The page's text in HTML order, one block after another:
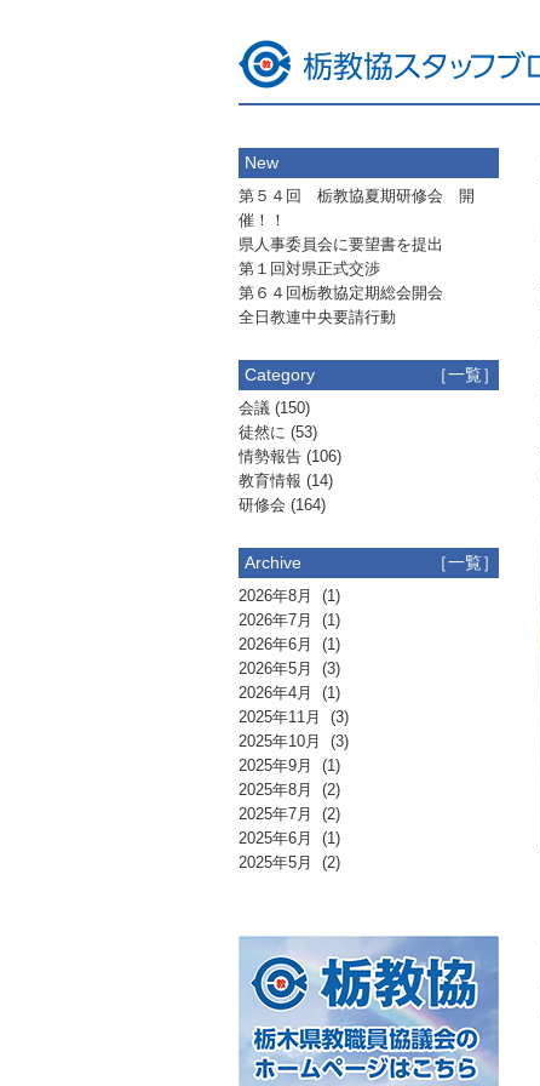
New
第５４回 栃教協夏期研修会 開
催！！
県人事委員会に要望書を提出
第１回対県正式交渉
第６４回栃教協定期総会開会
全日教連中央要請行動
Category ［一覧］
会議 (150)
徒然に (53)
情勢報告 (106)
教育情報 (14)
研修会 (164)
Archive ［一覧］
2026年8月
(1)
2026年7月
(1)
2026年6月
(1)
2026年5月
(3)
2026年4月
(1)
2025年11月
(3)
2025年10月
(3)
2025年9月
(1)
2025年8月
(2)
2025年7月
(2)
2025年6月
(1)
2025年5月
(2)